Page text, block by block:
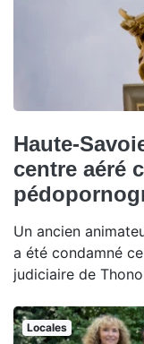
Haute-
centre aéré
Un ancien
a été condamné
judiciaire de
Locales